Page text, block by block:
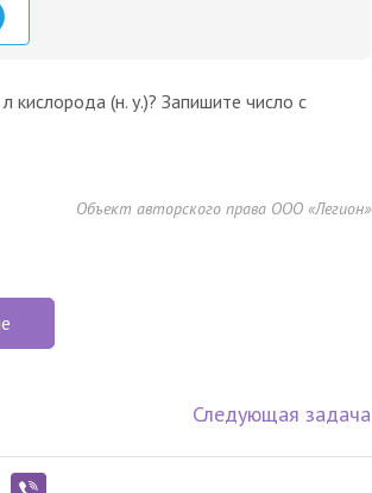
кислорода (н. у.)? Запишите число с
Объект авторского права ООО «Легион»
Следующая задача